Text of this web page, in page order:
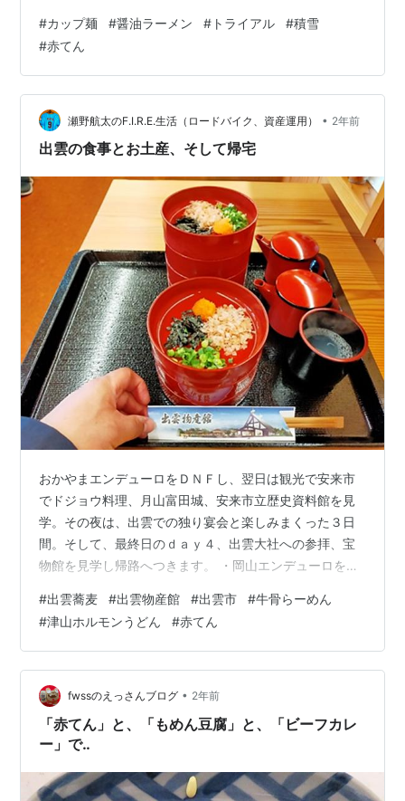
トライアルで買ってきた中の１つです。この日の朝は、
数年ぶりに道路へ積雪がありました。 日曜日だったの
で、通勤や業務用の車が通っていなかったこともあり、
道路上に雪が残っていました。しかも、妻は午前中の仕
事でした。 この冬、妻車のタイヤ交換は、行っていませ
んでした。私の車で、職場まで送って行きまし…
#カップ麺 #醤油ラーメン # トライアル #積雪
#赤てん
瀬野航太のF.I.R.E.生活（ロードバイク、資産運用） • 2年前
出雲の食事とお土産、そして帰宅
おかやまエンデューロをＤＮＦし、翌日は観光で安来市
でドジョウ料理、月山富田城、安来市立歴史資料館を見
学。その夜は、出雲での独り宴会と楽しみまくった３日
間。そして、最終日のｄａｙ４、出雲大社への参拝、宝
物館を見学し帰路へつきます。 ・岡山エンデューロをＤ
山富田城跡を訪ねて その１ その２ ・安来市立歴史資料
館 ・出雲で宴会 koumuin43.hatenablog.com
koumuin43.hatenablog.com 出雲大社を離れて、次に向
かったのは出雲物産館。ここでお土産と食事を済ませま
す。まず食事ですが、やはり出雲蕎麦できまりですね…
#出雲蕎麦 #出雲物産館 #出雲市 #牛骨らーめん
#津山ホルモンうどん #赤てん
fwssのえっさんブログ • 2年前
「赤てん」と、「もめん豆腐」と、「ビーフカレ
ー」で‥